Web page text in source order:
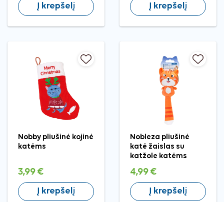
Į krepšelį Į krepšelį
Nobby pliušinė kojinė
katėms
3,99 €
Į krepšelį
Nobleza pliušinė
katė žaislas su
katžole katėms
4,99 €
Į krepšelį